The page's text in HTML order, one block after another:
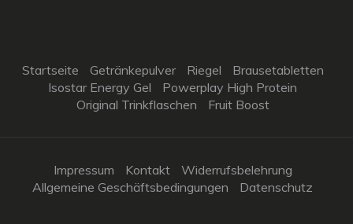
Startseite Getränkepulver Riegel
Brausetabletten
Isostar Energy Gel
Powerplay High Protein
Original Trinkflaschen
Fruit Boost
Impressum Kontakt
Widerrufsbelehrung
Allgemeine Geschäftsbedingungen
Datenschutz